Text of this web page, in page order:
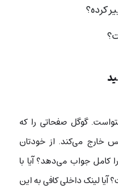
کرده؟
گوگل صفحاتی را که
خارج می‌کند. از خودتان
کامل جواب می‌دهد؟ آیا با
لینک داخلی کافی به این